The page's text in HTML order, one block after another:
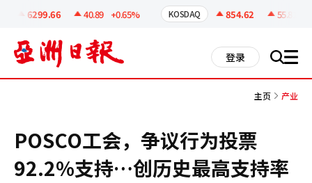
6299.66 40.89 +0.65% KOSDAQ 854.62 55.81
登录 搜 all
主页 产业
POSCO工会，争议行为投票
92.2%支持…创历史最高支持率